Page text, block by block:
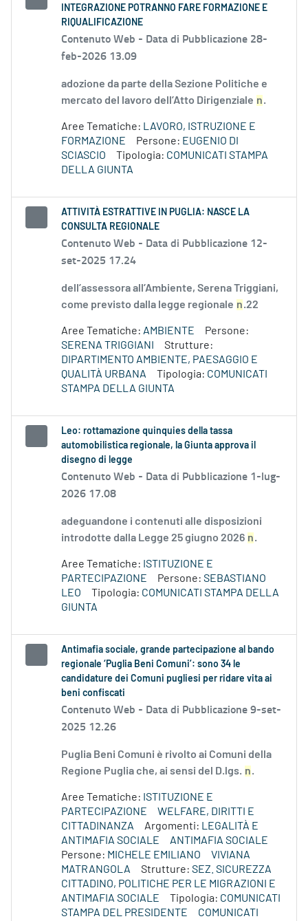
INTEGRAZIONE POTRANNO FARE FORMAZIONE E
RIQUALIFICAZIONE
Contenuto Web - Data di Pubblicazione 28-
feb-2026 13.09
adozione da parte della Sezione Politiche e
mercato del lavoro dell’Atto Dirigenziale n.
Aree Tematiche: LAVORO, ISTRUZIONE E
FORMAZIONE
Persone: EUGENIO DI
SCIASCIO
Tipologia: COMUNICATI STAMPA
DELLA GIUNTA
ATTIVITÀ ESTRATTIVE IN PUGLIA: NASCE LA
CONSULTA REGIONALE
Contenuto Web - Data di Pubblicazione 12-
set-2025 17.24
dell’assessora all’Ambiente, Serena Triggiani,
come previsto dalla legge regionale n.22
Aree Tematiche: AMBIENTE
Persone:
SERENA TRIGGIANI
Strutture:
DIPARTIMENTO AMBIENTE, PAESAGGIO E
QUALITÀ URBANA
Tipologia: COMUNICATI
STAMPA DELLA GIUNTA
Leo: rottamazione quinquies della tassa
automobilistica regionale, la Giunta approva il
disegno di legge
Contenuto Web - Data di Pubblicazione 1-lug-
2026 17.08
adeguandone i contenuti alle disposizioni
introdotte dalla Legge 25 giugno 2026 n.
Aree Tematiche: ISTITUZIONE E
PARTECIPAZIONE
Persone: SEBASTIANO
LEO
Tipologia: COMUNICATI STAMPA DELLA
GIUNTA
Antimafia sociale, grande partecipazione al bando
regionale ‘Puglia Beni Comuni’: sono 34 le
candidature dei Comuni pugliesi per ridare vita ai
beni confiscati
Contenuto Web - Data di Pubblicazione 9-set-
2025 12.26
Puglia Beni Comuni è rivolto ai Comuni della
Regione Puglia che, ai sensi del D.lgs. n.
Aree Tematiche: ISTITUZIONE E
PARTECIPAZIONE
WELFARE, DIRITTI E
CITTADINANZA
Argomenti: LEGALITÀ E
ANTIMAFIA SOCIALE
ANTIMAFIA SOCIALE
Persone: MICHELE EMILIANO
VIVIANA
MATRANGOLA
Strutture: SEZ. SICUREZZA
CITTADINO, POLITICHE PER LE MIGRAZIONI E
ANTIMAFIA SOCIALE
Tipologia: COMUNICATI
STAMPA DEL PRESIDENTE
COMUNICATI